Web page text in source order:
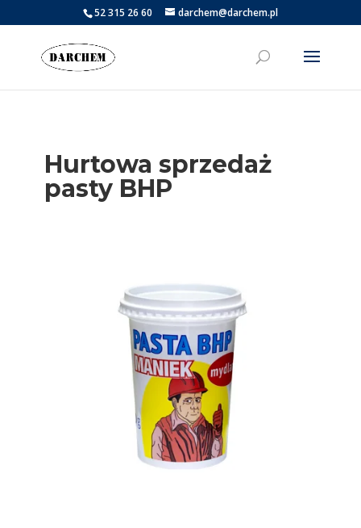
52 315 26 60 darchem@darchem.pl
Hurtowa sprzedaż
pasty BHP